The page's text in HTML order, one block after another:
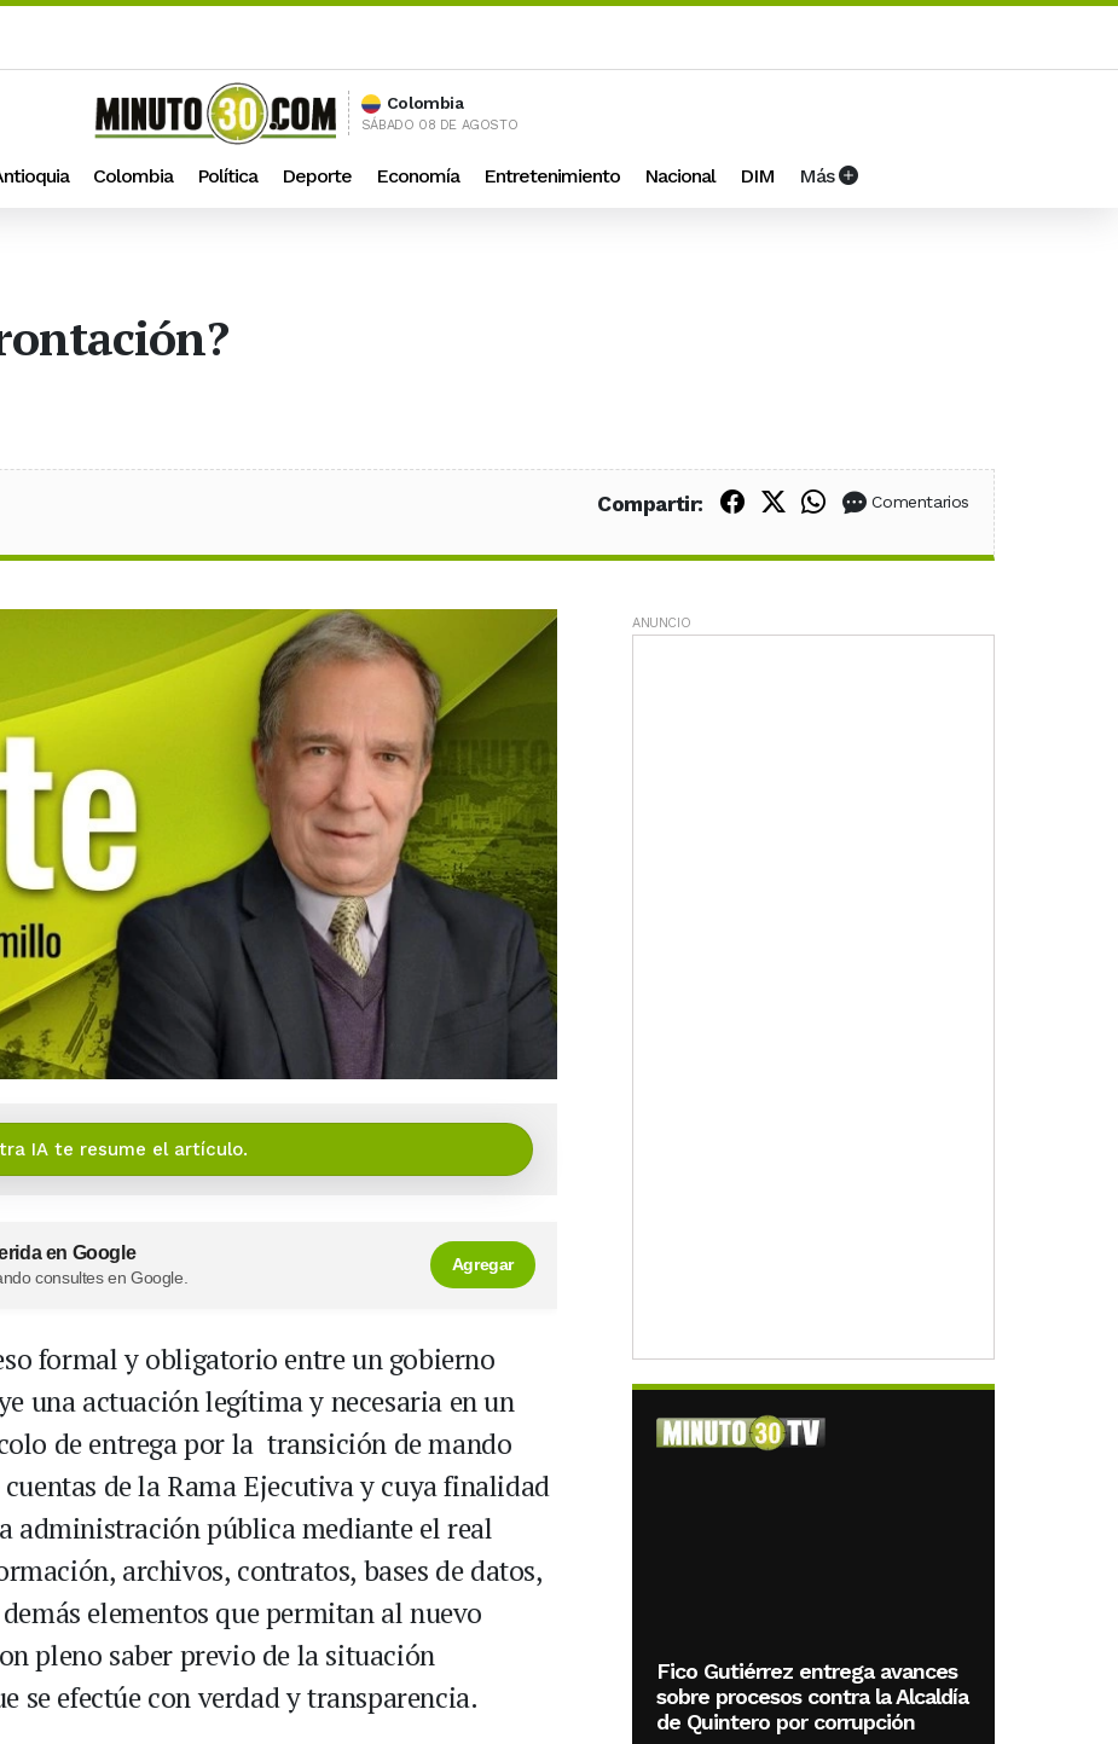
Colombia
SÁBADO 08 DE AGOSTO
Colombia Política Deporte Economía Entretenimiento Nacional DIM Más
Compartir: Compartir en Facebook
Compartir en X (Twitter)
Compartir en WhatsApp
Comentarios
IA te resume el artículo.
en Google
consultes en Google.
Agregar
formal y obligatorio entre un gobierno
una actuación legítima y necesaria en un
de entrega por la transición de mando
de la Rama Ejecutiva y cuya finalidad
administración pública mediante el real
archivos, contratos, bases de datos,
elementos que permitan al nuevo
pleno saber previo de la situación
se efectúe con verdad y transparencia.
ANUNCIO
Fico Gutiérrez entrega avances
sobre procesos contra la Alcaldía
de Quintero por corrupción